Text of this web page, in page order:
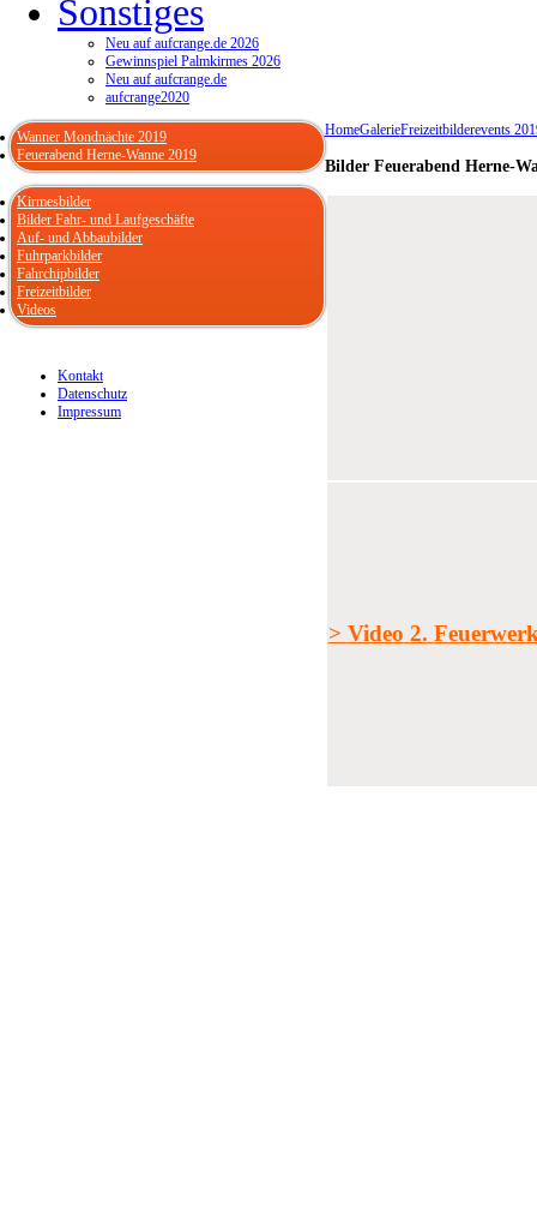
Sonstiges
Neu auf aufcrange.de 2026
Gewinnspiel Palmkirmes 2026
Neu auf aufcrange.de
aufcrange2020
HomeGalerieFreizeitbilderevents
Bilder Feuerabend Herne-
> Video 2.
Wanner Mondnächte 2019
Feuerabend Herne-Wanne 2019
Kirmesbilder
Bilder Fahr- und Laufgeschäfte
Auf- und Abbaubilder
Fuhrparkbilder
Fahrchipbilder
Freizeitbilder
Videos
Kontakt
Datenschutz
Impressum